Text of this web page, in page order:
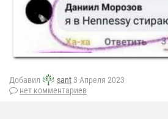
Добавил sant 3 Апреля 2023
нет комментариев